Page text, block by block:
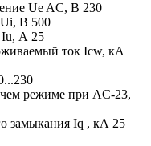
Ue AC, В 230
В 500
А 25
ток Icw, кА
режиме при AC-23,
замыкания Iq , кА 25